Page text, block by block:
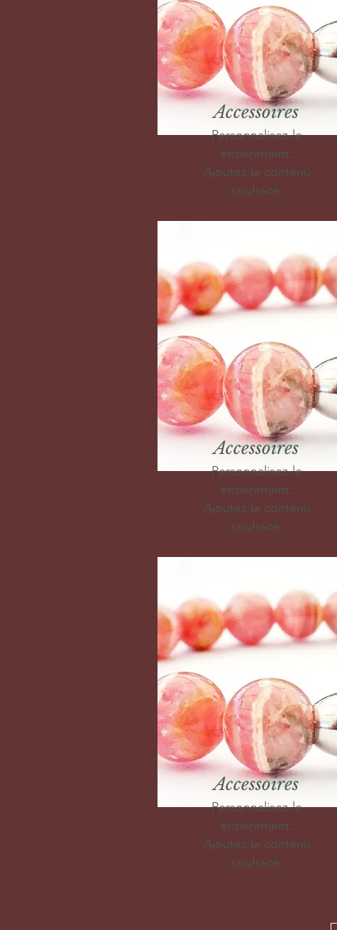
Accessoires
Personnalisez-le
entièrement.
Ajoutez le contenu
souhaité.
Accessoires
Personnalisez-le
entièrement.
Ajoutez le contenu
souhaité.
Accessoires
Personnalisez-le
entièrement.
Ajoutez le contenu
souhaité.